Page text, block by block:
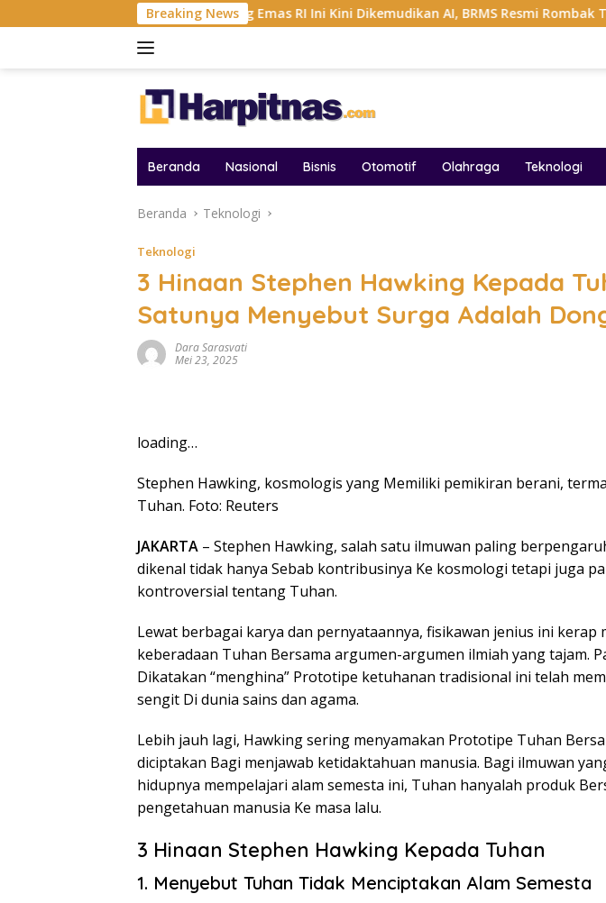
ke
Breaking News
Tambang Emas RI Ini Kini Dikemudikan AI, BRMS Resmi Rombak Total Sistemnya
Beranda Nasional Bisnis Otomotif Olahraga Teknologi
Beranda Teknologi
Teknologi
3 Hinaan Stephen Hawking Kepada
Satunya Menyebut Surga Adalah
Dara Sarasvati
Mei 23, 2025
loading…
Stephen Hawking, kosmologis yang Memiliki pemikiran berani,
Tuhan. Foto: Reuters
JAKARTA – Stephen Hawking, salah satu ilmuwan paling
dikenal tidak hanya Sebab kontribusinya Ke kosmologi tetapi juga
kontroversial tentang Tuhan.
Lewat berbagai karya dan pernyataannya, fisikawan jenius ini kerap
keberadaan Tuhan Bersama argumen-argumen ilmiah yang tajam.
Dikatakan “menghina” Prototipe ketuhanan tradisional ini telah
sengit Di dunia sains dan agama.
Lebih jauh lagi, Hawking sering menyamakan Prototipe Tuhan
diciptakan Bagi menjawab ketidaktahuan manusia. Bagi ilmuwan
hidupnya mempelajari alam semesta ini, Tuhan hanyalah produk
pengetahuan manusia Ke masa lalu.
3 Hinaan Stephen Hawking Kepada Tuhan
1. Menyebut Tuhan Tidak Menciptakan Alam Semesta